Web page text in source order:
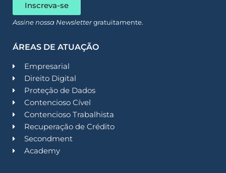
Inscreva-se
Assine nossa Newslettergratuitamente.
ÁREAS DE ATUAÇÃO
Empresarial
Direito Digital
Proteção de Dados
Contencioso Cível
Contencioso Trabalhista
Recuperação de Crédito
Secondment
Academy